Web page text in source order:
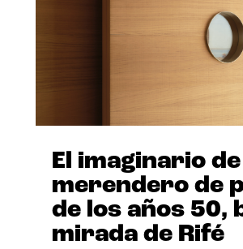
El imaginario
merendero de
de los años 50,
mirada de Rifé